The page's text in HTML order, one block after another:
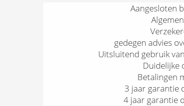
Aangesloten
gedegen advies
Uitsluitend gebruik
Duidelijke
Betalingen
3 jaar garantie
4 jaar garantie